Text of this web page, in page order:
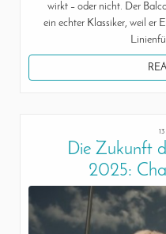
wirkt – oder nicht. Der
ein echter Klassiker, weil er
Die Zukunft
2025: